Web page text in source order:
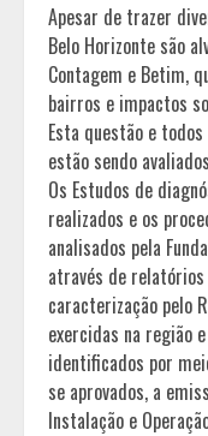
Apesar de trazer
Belo Horizonte são
Contagem e Betim,
bairros e impactos
Esta questão e
estão sendo
Os Estudos de
realizados e os
analisados pela
através de relatórios
caracterização pelo
exercidas na região
identificados por
se aprovados, a
Instalação e